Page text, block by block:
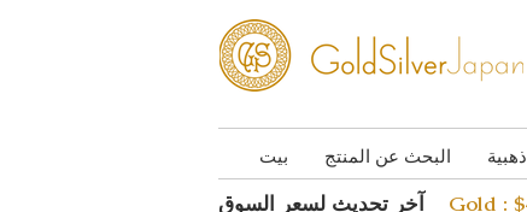
بيت البحث عن المنتج
آخر تحديث لسعر السوق
Gold :